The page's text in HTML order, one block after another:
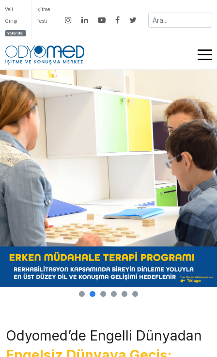
Veli
Girişi
Yakında!
İşitme
Testi
Odyomed’de Engelli Dünyadan